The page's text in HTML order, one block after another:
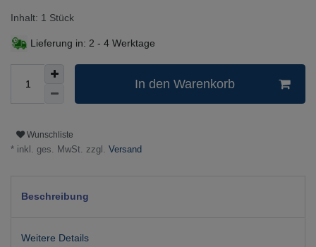
Inhalt: 1 Stück
Lieferung in: 2 - 4 Werktage
In den Warenkorb
Wunschliste
* inkl. ges. MwSt. zzgl. Versand
Beschreibung
Weitere Details